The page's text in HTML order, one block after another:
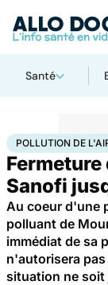
Santé
AccueilBien-être
POLLUTION DE
Sanofi
Au coeur d'une
polluant de
immédiat de sa
n'autorisera
situation ne soit